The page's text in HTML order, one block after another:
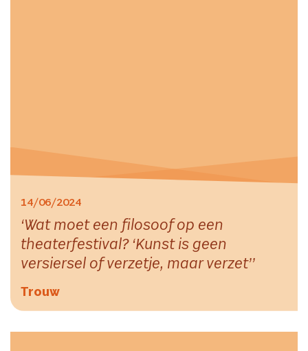
14/06/2024
Wat moet een filosoof op een
theaterfestival? ‘Kunst is geen
versiersel of verzetje, maar verzet’
Trouw